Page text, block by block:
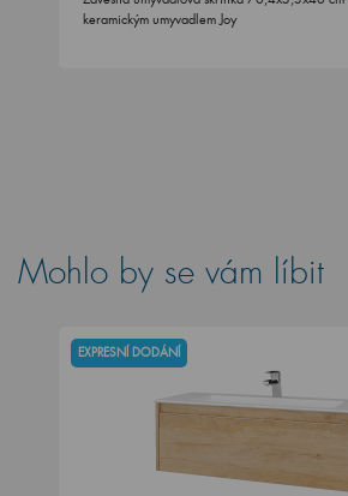
keramickým umyvadlem Joy
Mohlo by se vám líbit
EXPRESNÍ DODÁNÍ